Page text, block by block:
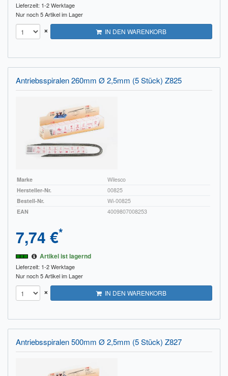
Lieferzeit: 1-2 Werktage
Nur noch 5 Artikel im Lager
× IN DEN WARENKORB
Antriebsspiralen 260mm Ø 2,5mm (5 Stück) Z825
Marke
Wilesco
Hersteller-Nr.
00825
Bestell-Nr.
Wi-00825
EAN
4009807008253
7,74 €*
Artikel ist lagernd
Lieferzeit: 1-2 Werktage
Nur noch 5 Artikel im Lager
× IN DEN WARENKORB
Antriebsspiralen 500mm Ø 2,5mm (5 Stück) Z827